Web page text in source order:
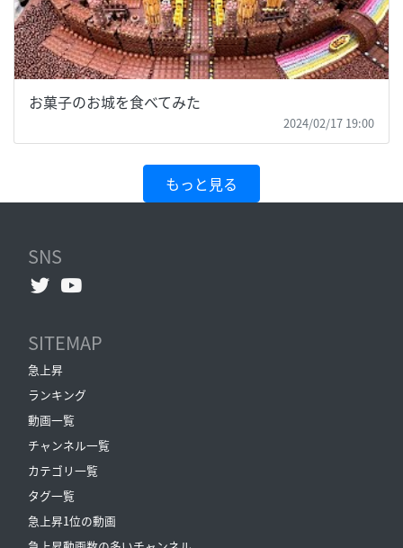
お菓子のお城を食べてみた
2024/02/17 19:00
もっと見る
SNS
SITEMAP
急上昇
ランキング
動画一覧
チャンネル一覧
カテゴリ一覧
タグ一覧
急上昇1位の動画